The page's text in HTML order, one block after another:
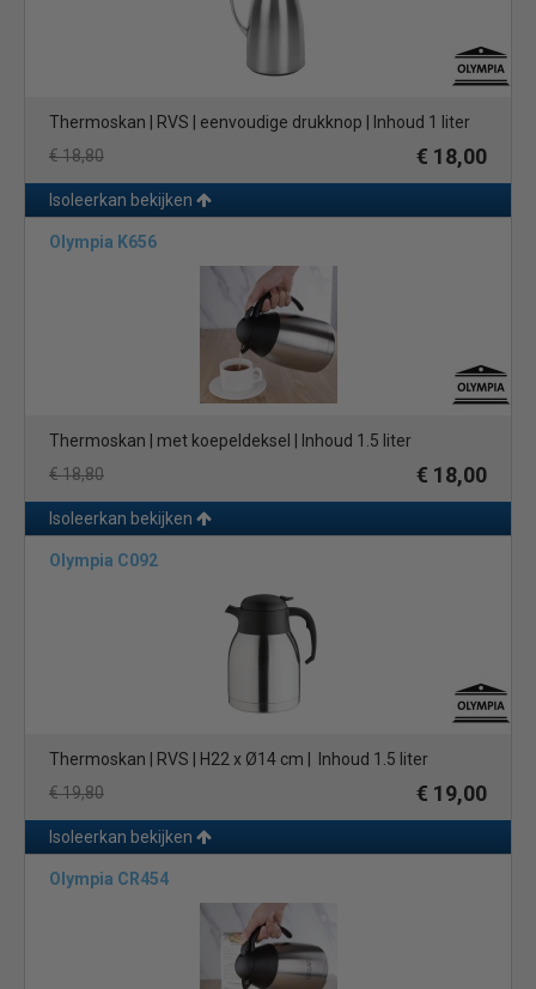
Thermoskan | RVS | eenvoudige drukknop | Inhoud 1 liter
€ 18,80
€ 18,00
Isoleerkan bekijken
Olympia K656
Thermoskan | met koepeldeksel | Inhoud 1.5 liter
€ 18,80
€ 18,00
Isoleerkan bekijken
Olympia C092
Thermoskan | RVS | H22 x Ø14 cm | Inhoud 1.5 liter
€ 19,80
€ 19,00
Isoleerkan bekijken
Olympia CR454